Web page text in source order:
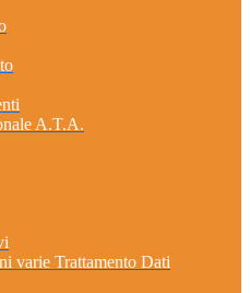
A.T.A.
varie Trattamento Dati